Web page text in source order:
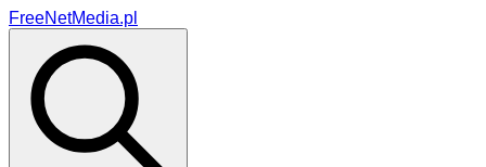
FreeNetMedia.pl